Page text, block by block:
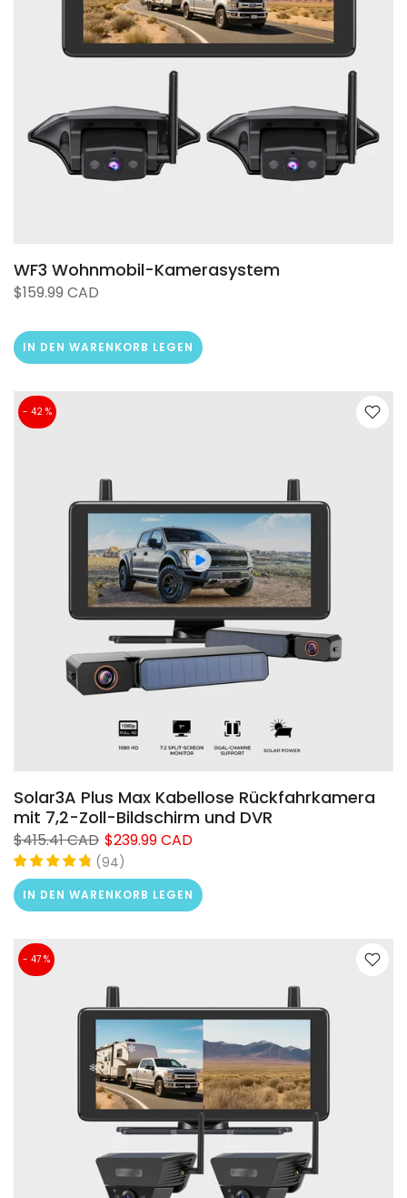
WF3 Wohnmobil-Kamerasystem
$159.99 CAD
IN DEN WARENKORB LEGEN
- 42 %
Solar3A Plus Max Kabellose Rückfahrkamera
mit 7,2-Zoll-Bildschirm und DVR
$415.41 CAD $239.99 CAD
(94)
IN DEN WARENKORB LEGEN
- 47 %